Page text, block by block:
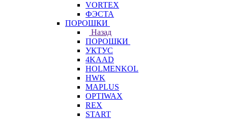
VORTEX
ФЭСТА
ПОРОШКИ
Назад
ПОРОШКИ
УКТУС
4KAAD
HOLMENKOL
HWK
MAPLUS
OPTIWAX
REX
START